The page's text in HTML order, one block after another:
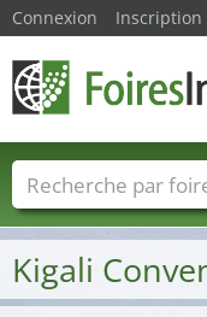
Kigali
Connexion Inscription
Foire noms
Secteurs du